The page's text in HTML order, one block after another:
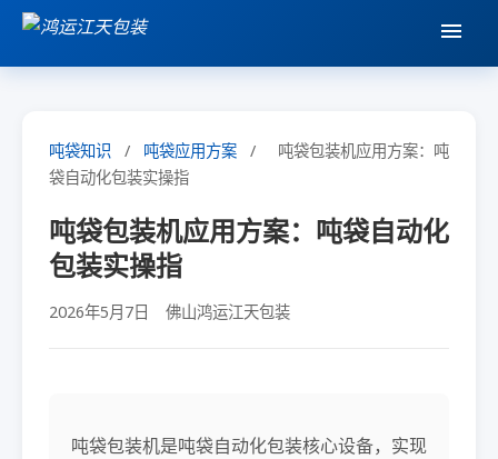
吨袋知识 / 吨袋应用方案 /
吨袋包装机应用方案：吨
袋自动化包装实操指
吨袋包装机应用方案：吨袋自动化
包装实操指
2026年5月7日 佛山鸿运江天包装
吨袋包装机是吨袋自动化包装核心设备，实现